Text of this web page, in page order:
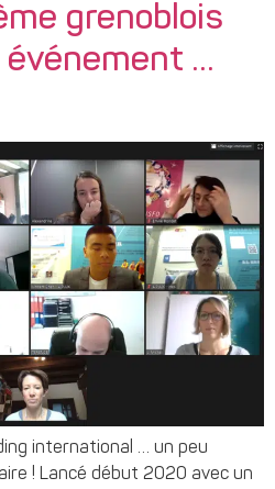
grenoblois
événement …
international … un peu
! Lancé début 2020 avec un